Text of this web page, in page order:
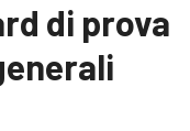
di prova